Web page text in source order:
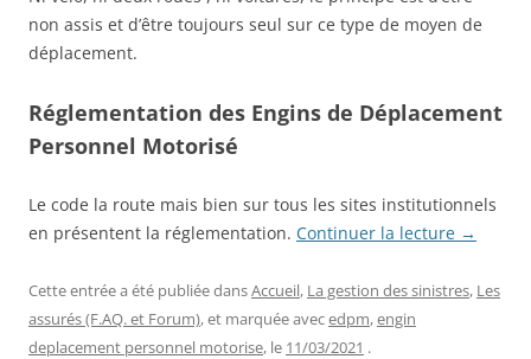
non assis et d’être toujours seul sur ce type de moyen de
déplacement.
Réglementation des Engins de Déplacement
Personnel Motorisé
Le code la route mais bien sur tous les sites institutionnels
en présentent la réglementation. Continuer la lecture →
Cette entrée a été publiée dansAccueil, La gestion des sinistres, Les
assurés (F.AQ. et Forum), et marquée avecedpm,engin
deplacement personnel motorise, le 11/03/2021 .